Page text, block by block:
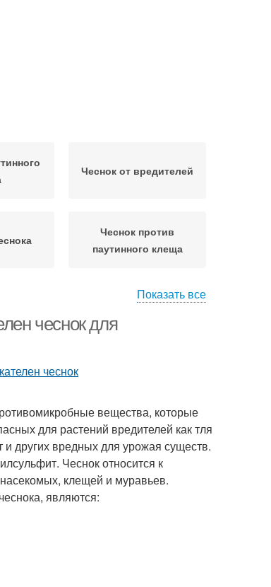
Чеснок от вредителей
Чеснок против
паутинного клеща
жука
Показать все
чеснок для
вещества, которые
для растений вредителей как тля
других вредных для урожая существ.
Чеснок относится к
клещей и муравьев.
являются: